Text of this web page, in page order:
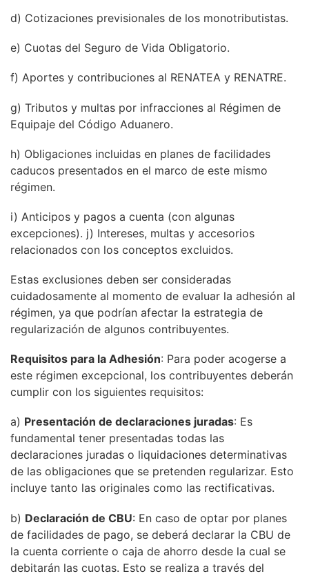
d) Cotizaciones previsionales de los monotributistas.
e) Cuotas del Seguro de Vida Obligatorio.
f) Aportes y contribuciones al RENATEA y RENATRE.
g) Tributos y multas por infracciones al Régimen de
Equipaje del Código Aduanero.
h) Obligaciones incluidas en planes de facilidades
caducos presentados en el marco de este mismo
régimen.
i) Anticipos y pagos a cuenta (con algunas
excepciones). j) Intereses, multas y accesorios
relacionados con los conceptos excluidos.
Estas exclusiones deben ser consideradas
cuidadosamente al momento de evaluar la adhesión al
régimen, ya que podrían afectar la estrategia de
regularización de algunos contribuyentes.
Requisitos para la Adhesión: Para poder acogerse a
este régimen excepcional, los contribuyentes deberán
cumplir con los siguientes requisitos:
a) Presentación de declaraciones juradas: Es
fundamental tener presentadas todas las
declaraciones juradas o liquidaciones determinativas
de las obligaciones que se pretenden regularizar. Esto
incluye tanto las originales como las rectificativas.
b) Declaración de CBU: En caso de optar por planes
de facilidades de pago, se deberá declarar la CBU de
la cuenta corriente o caja de ahorro desde la cual se
debitarán las cuotas. Esto se realiza a través del